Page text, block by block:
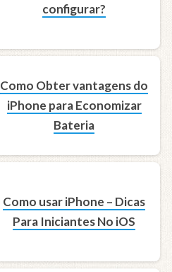
configurar?
Como Obter vantagens do
iPhone para Economizar
Bateria
Como usar iPhone – Dicas
Para Iniciantes No iOS